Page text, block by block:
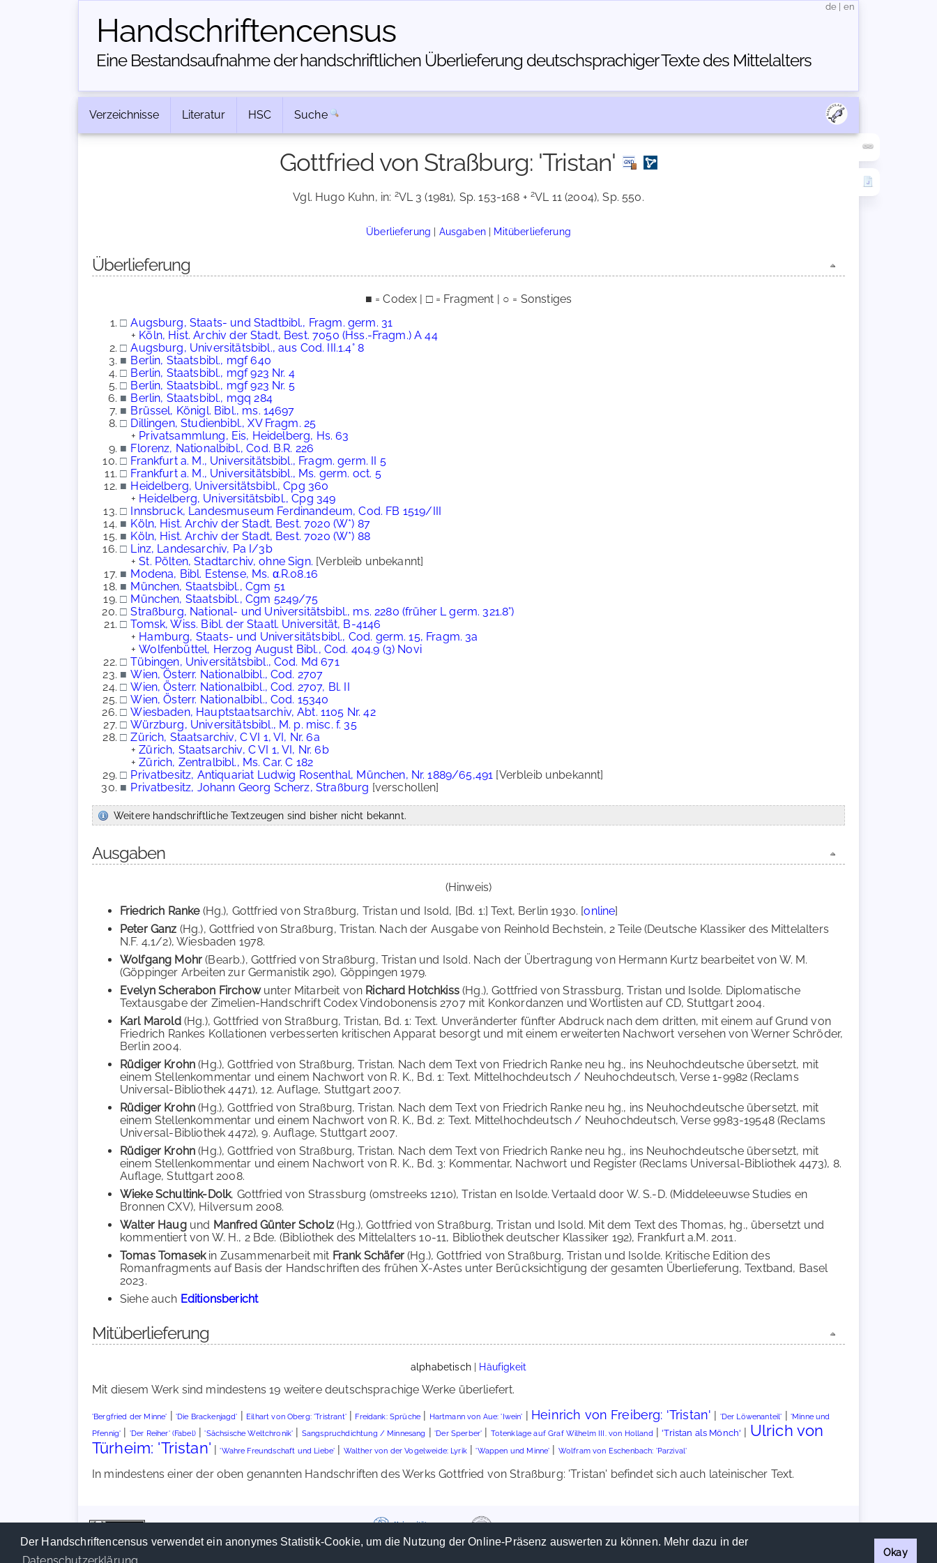
Der Handschriftencensus verwendet ein anonymes Statistik-Cookie, um die Nutzung der Online-Präsenz auswerten zu können. Mehr dazu in der
Okay
Handschriften­census
Eine Bestandsaufnahme der handschriftlichen Über­lieferung deutschsprachiger Texte des Mittelalters
de en
Verzeichnisse Literatur HSC Suche
Gottfried von Straßburg: 'Tristan'
Vgl. Hugo Kuhn, in: 2VL 3 (1981), Sp. 153-168 + 2VL 11 (2004), Sp. 550.
Überlieferung | Ausgaben| Mitüberlieferung
Überlieferung
■ = Codex | □ = Fragment | ○ = Sonstiges
□ Augsburg, Staats- und Stadtbibl., Fragm. germ. 31
+ Köln, Hist. Archiv der Stadt, Best. 7050 (Hss.-Fragm.) A 44
□ Augsburg, Universitätsbibl., aus Cod. III.1.4° 8
■ Berlin, Staatsbibl., mgf 640
□ Berlin, Staatsbibl., mgf 923 Nr. 4
□ Berlin, Staatsbibl., mgf 923 Nr. 5
■ Berlin, Staatsbibl., mgq 284
■ Brüssel, Königl. Bibl., ms. 14697
□ Dillingen, Studienbibl., XV Fragm. 25
+ Privatsammlung, Eis, Heidelberg, Hs. 63
■ Florenz, Nationalbibl., Cod. B.R. 226
□ Frankfurt a. M., Universitätsbibl., Fragm. germ. II 5
□ Frankfurt a. M., Universitätsbibl., Ms. germ. oct. 5
■ Heidelberg, Universitätsbibl., Cpg 360
+ Heidelberg, Universitätsbibl., Cpg 349
□ Innsbruck, Landesmuseum Ferdinandeum, Cod. FB 1519/III
■ Köln, Hist. Archiv der Stadt, Best. 7020 (W*) 87
■ Köln, Hist. Archiv der Stadt, Best. 7020 (W*) 88
□ Linz, Landesarchiv, Pa I/3b
+St. Pölten, Stadtarchiv, ohne Sign. [Verbleib unbekannt]
■ Modena, Bibl. Estense, Ms. α.R.08.16
■ München, Staatsbibl., Cgm 51
□ München, Staatsbibl., Cgm 5249/75
□ Straßburg, National- und Universitätsbibl., ms. 2280 (früher L germ. 321.8°)
□ Tomsk, Wiss. Bibl. der Staatl. Universität, B-4146
+ Hamburg, Staats- und Universitätsbibl., Cod. germ. 15, Fragm. 3a
+Wolfenbüttel, Herzog August Bibl., Cod. 404.9 (3) Novi
□ Tübingen, Universitätsbibl., Cod. Md 671
■ Wien, Österr. Nationalbibl., Cod. 2707
□ Wien, Österr. Nationalbibl., Cod. 2707, Bl. II
□ Wien, Österr. Nationalbibl., Cod. 15340
□ Wiesbaden, Hauptstaatsarchiv, Abt. 1105 Nr. 42
□ Würzburg, Universitätsbibl., M. p. misc. f. 35
□ Zürich, Staatsarchiv, C VI 1, VI, Nr. 6a
+Zürich, Staatsarchiv, C VI 1, VI, Nr. 6b
+Zürich, Zentralbibl., Ms. Car. C 182
□ Privatbesitz, Antiquariat Ludwig Rosenthal, München, Nr. 1889/65,491 [Verbleib unbekannt]
■ Privatbesitz, Johann Georg Scherz, Straßburg [verschollen]
Weitere handschriftliche Textzeugen sind bisher nicht bekannt.
Ausgaben
(Hinweis)
Friedrich Ranke (Hg.), Gottfried von Straßburg, Tristan und Isold, [Bd. 1:] Text, Berlin 1930. [online]
Peter Ganz (Hg.), Gottfried von Straßburg, Tristan. Nach der Ausgabe von Reinhold Bechstein, 2 Teile (Deutsche Klassiker des Mittelalters
N.F. 4,1/2), Wiesbaden 1978.
Wolfgang Mohr(Bearb.), Gottfried von Straßburg, Tristan und Isold. Nach der Übertragung von Hermann Kurtz bearbeitet von W. M.
(Göppinger Arbeiten zur Germanistik 290), Göppingen 1979.
Evelyn Scherabon Firchowunter Mitarbeit von Richard Hotchkiss(Hg.), Gottfried von Strassburg, Tristan und Isolde. Diplomatische
Textausgabe der Zimelien-Handschrift Codex Vindobonensis 2707 mit Konkordanzen und Wortlisten auf CD, Stuttgart 2004.
Karl Marold (Hg.), Gottfried von Straßburg, Tristan, Bd. 1: Text. Unveränderter fünfter Abdruck nach dem dritten, mit einem auf Grund von
Friedrich Rankes Kollationen verbesserten kritischen Apparat besorgt und mit einem erweiterten Nachwort versehen von Werner Schröder,
Berlin 2004.
Rüdiger Krohn(Hg.), Gottfried von Straßburg, Tristan. Nach dem Text von Friedrich Ranke neu hg., ins Neuhochdeutsche übersetzt, mit
einem Stellenkommentar und einem Nachwort von R. K., Bd. 1: Text. Mittelhochdeutsch / Neuhochdeutsch, Verse 1-9982 (Reclams
Universal-Bibliothek 4471), 12. Auflage, Stuttgart 2007.
Rüdiger Krohn(Hg.), Gottfried von Straßburg, Tristan. Nach dem Text von Friedrich Ranke neu hg., ins Neuhochdeutsche übersetzt, mit
einem Stellenkommentar und einem Nachwort von R. K., Bd. 2: Text. Mittelhochdeutsch / Neuhochdeutsch, Verse 9983-19548 (Reclams
Universal-Bibliothek 4472), 9. Auflage, Stuttgart 2007.
Rüdiger Krohn(Hg.), Gottfried von Straßburg, Tristan. Nach dem Text von Friedrich Ranke neu hg., ins Neuhochdeutsche übersetzt, mit
einem Stellenkommentar und einem Nachwort von R. K., Bd. 3: Kommentar, Nachwort und Register (Reclams Universal-Bibliothek 4473), 8.
Auflage, Stuttgart 2008.
Wieke Schultink-Dolk, Gottfried von Strassburg (omstreeks 1210), Tristan en Isolde. Vertaald door W. S.-D. (Middeleeuwse Studies en
Bronnen CXV), Hilversum 2008.
Walter Haugund Manfred Günter Scholz(Hg.), Gottfried von Straßburg, Tristan und Isold. Mit dem Text des Thomas, hg., übersetzt und
kommentiert von W. H., 2 Bde. (Bibliothek des Mittelalters 10-11, Bibliothek deutscher Klassiker 192), Frankfurt a.M. 2011.
Tomas Tomasekin Zusammenarbeit mit Frank Schäfer(Hg.), Gottfried von Straßburg, Tristan und Isolde. Kritische Edition des
Romanfragments auf Basis der Handschriften des frühen X-Astes unter Berücksichtigung der gesamten Überlieferung, Textband, Basel
2023.
Siehe auch Editionsbericht
Mitüberlieferung
alphabetisch| Häufigkeit
Mit diesem Werk sind mindestens 19 weitere deutschsprachige Werke überliefert.
'Bergfried der Minne' | 'Die Brackenjagd' | Eilhart von Oberg: 'Tristrant'| Freidank: Sprüche | Hartmann von Aue: 'Iwein' | Heinrich von Freiberg: 'Tristan' | 'Der Löwenanteil' | 'Minne und
Pfennig' | 'Der Reiher' (Fabel)|'Sächsische Weltchronik' | Sangspruchdichtung / Minnesang |'Der Sperber' | Totenklage auf Graf Wilhelm III. von Holland|'Tristan als Mönch' | Ulrich von
Türheim: 'Tristan' |'Wahre Freundschaft und Liebe' | Walther von der Vogelweide: Lyrik|'Wappen und Minne' | Wolfram von Eschenbach: 'Parzival'
In mindestens einer der oben genannten Handschriften des Werks Gottfried von Straßburg: 'Tristan' befindet sich auch lateinischer Text.